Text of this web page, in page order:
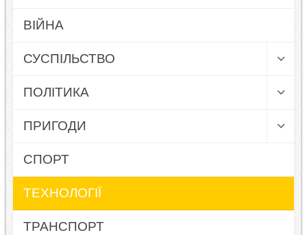
ВІЙНА
СУСПІЛЬСТВО
ПОЛІТИКА
ПРИГОДИ
СПОРТ
ТЕХНОЛОГІЇ
ТРАНСПОРТ